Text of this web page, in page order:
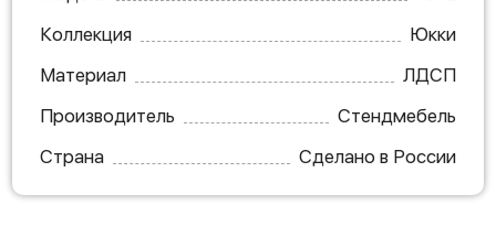
Коллекция
Юкки
Материал
ЛДСП
Производитель
Стендмебель
Страна
Сделано в России